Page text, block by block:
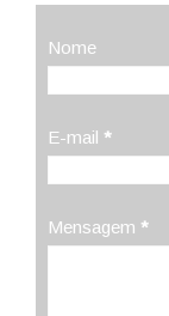
Nome
E-mail *
Mensagem *